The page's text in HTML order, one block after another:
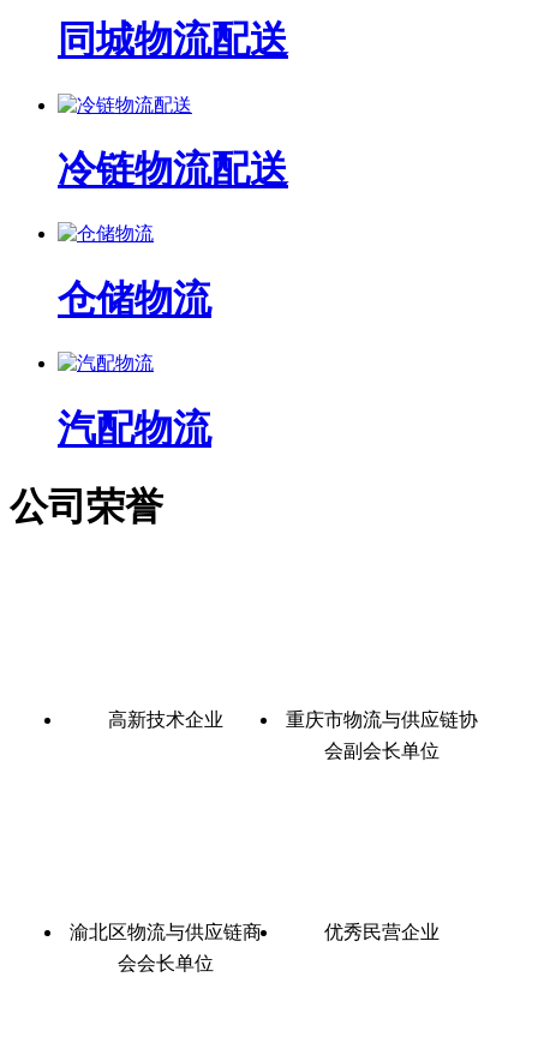
同城物流配送
冷链物流配送
仓储物流
汽配物流
公司荣誉
高新技术企业
重庆市物流与供应链协
会副会长单位
渝北区物流与供应链商
会会长单位
优秀民营企业